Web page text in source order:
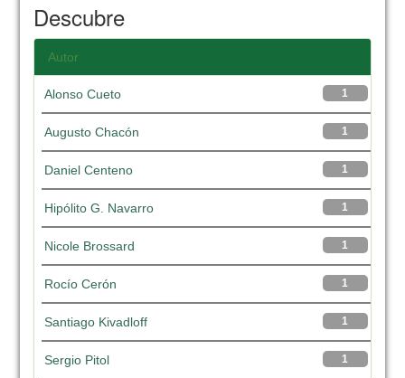
Descubre
Autor
1
Alonso Cueto
1
Augusto Chacón
1
Daniel Centeno
1
Hipólito G. Navarro
1
Nicole Brossard
1
Rocío Cerón
1
Santiago Kivadloff
1
Sergio Pitol